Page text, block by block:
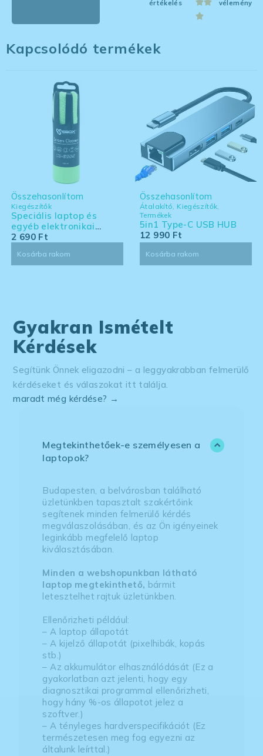
értékelés vélemény
Kapcsolódó termékek
Kiegészítők
Speciális laptop és
egyéb elektronikai
eszköz tisztító készlet -
Összehasonlítom
2 690 Ft
Kosárba rakom
Átalakító, Kiegészítők,
Termékek
5in1 Type-C USB HUB
Összehasonlítom
12 990 Ft
Kosárba rakom
Gyakran Ismételt
Kérdések
Segítünk Önnek eligazodni – a leggyakrabban felmerülő
kérdéseket és válaszokat itt találja.
maradt még kérdése? →
Megtekinthetőek-e személyesen a
laptopok?
Budapesten, a belvárosban található
üzletünkben tapasztalt szakértőink
segítenek minden felmerülő kérdés
megválaszolásában, és az Ön igényeinek
leginkább megfelelő laptop
kiválasztásában.
Minden a webshopunkban látható
laptop megtekinthető, bármit
letesztelhet rajtuk üzletünkben.
Ellenőrizheti például:
– A laptop állapotát
– A kijelző állapotát (pixelhibák, kopás
stb.)
– Az akkumulátor elhasználódását (Ez a
gyakorlatban azt jelenti, hogy egy
diagnosztikai programmal ellenőrizheti,
hogy hány %-os állapotot jelez a
szoftver.)
– A tényleges hardverspecifikációt (Ez
természetesen meg fog egyezni az
általunk leírttal.)